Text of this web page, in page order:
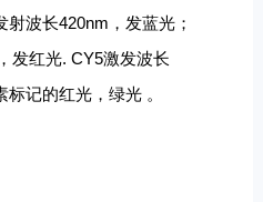
波长420nm，发蓝光；
发红光. CY5激发波长
记的红光，绿光 。